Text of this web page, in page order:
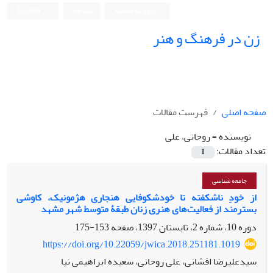
زن در فرهنگ و هنر
صفحه اصلی
فهرست مقالات
نویسنده =روحانی، علی
تعداد مقالات:
1
جامعه شناسی
از خودِ ناشکفته تا خودشکوفایی هنجاری هژمونیک، کاوشی
بسترمند از فعالیت‌های هنری زنان طبقۀ متوسط شهر مشهد
دوره 10، شماره 2، تابستان 1397، صفحه
153-175
https://doi.org/10.22059/jwica.2018.251181.1019
سیدعلیرضا افشانی، علی روحانی، سعیده ابراهیمی نیا